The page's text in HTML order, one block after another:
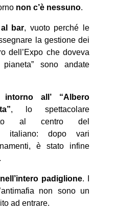
REPRESSIONE
STUDENTI
CULTURE
ARTE
MANIFESTI
MUSICA
RECENSIONI
AMERICHE
ORIENTE
non c’è nessuno.
bar, vuoto perché le
la gestione dei
dell’Expo che doveva
sono andate
intorno all’ “Albero
, lo spettacolare
al centro del
italiano: dopo vari
è stato infine
padiglione. I
non sono un
ad entrare.